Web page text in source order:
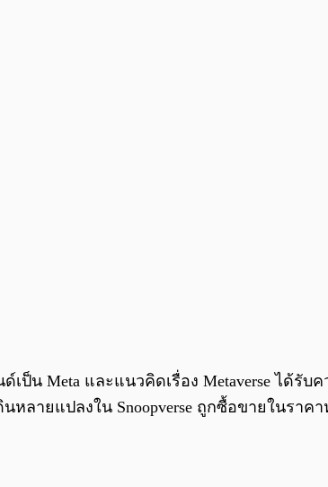
ด์เป็น Meta และแนวคิดเรื่อง Metaverse ได้รั
ายแปลงใน Snoopverse ถูกซื้อขายในราค